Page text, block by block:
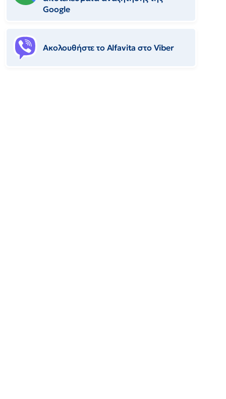
Google
Ακολουθήστε το Αlfavita στο Viber